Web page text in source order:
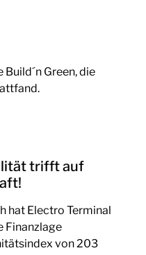
Green, die
trifft auf
hat Electro Terminal
Finanzlage
von 203